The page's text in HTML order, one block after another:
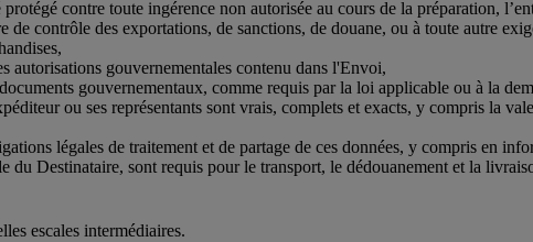
contre toute ingérence non autorisée au cours de la préparation,
contrôle des exportations, de sanctions, de douane, ou à toute autre
gouvernementales contenu dans l'Envoi,
gouvernementaux, comme requis par la loi applicable ou à la
ou ses représentants sont vrais, complets et exacts, y compris la
légales de traitement et de partage de ces données, y compris en
du Destinataire, sont requis pour le transport, le dédouanement et la
escales intermédiaires.